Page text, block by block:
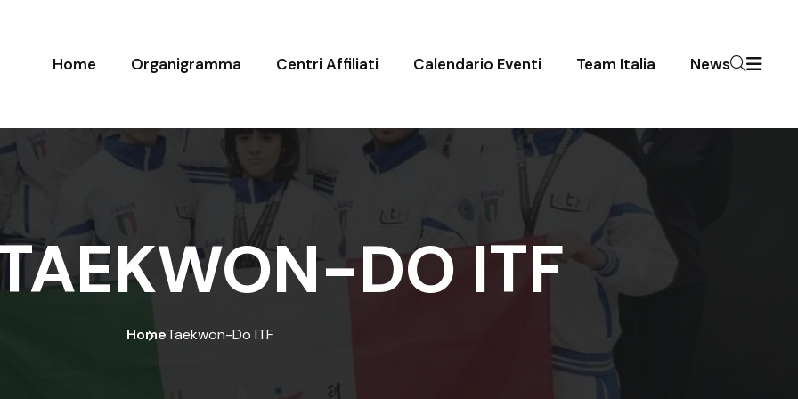
Home Organigramma Centri Affiliati Calendario Eventi Team Italia News
DO ITF
HomeTaekwon-Do ITF